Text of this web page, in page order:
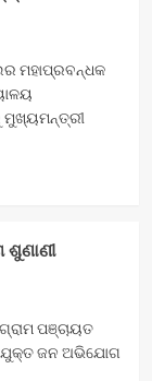
ମହାପ୍ରବନ୍ଧକ
ମୁଖ୍ୟମନ୍ତ୍ରୀ
ପଞ୍ଚାୟତ
ଜନ ଅଭିଯୋଗ